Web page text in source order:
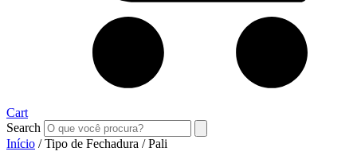
Cart
Search
Início / Tipo de Fechadura / Pali